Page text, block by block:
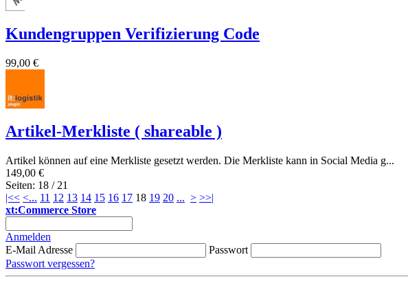
Kundengruppen Verifizierung Code
99,00 €
Artikel-Merkliste ( shareable )
Artikel können auf eine Merkliste gesetzt werden. Die Merkliste kann in Social Media g...
149,00 €
Seiten: 18 / 21
|<< <... 11 12 13 14 15 16 17 18 19 20 ... > >>|
xt:Commerce Store
Anmelden
E-Mail Adresse
Passwort
Passwort vergessen?